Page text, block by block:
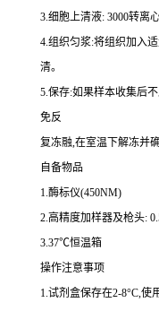
3.细胞上清液: 3000转离
4.组织匀浆:将组织加入适
清。
5.保存:如果样本收集后
免反
复冻融,在室温下解冻并
自备物品
1.酶标仪(450NM)
2.高精度加样器及枪头:
3.37℃恒温箱
操作注意事项
1.试剂盒保存在2-8°C,使